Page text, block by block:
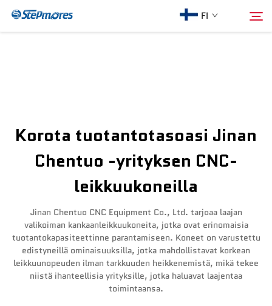
FI
Osta
Video
Korota tuotantotasoasi Jinan
Chentuo -yrityksen CNC-
leikkuukoneilla
Jinan Chentuo CNC Equipment Co., Ltd. tarjoaa laajan
valikoiman kankaanleikkuukoneita, jotka ovat erinomaisia
tuotantokapasiteettinne parantamiseen. Koneet on varustettu
edistyneillä ominaisuuksilla, jotka mahdollistavat korkean
leikkuunopeuden ilman tarkkuuden heikkenemistä, mikä tekee
niistä ihanteellisia yrityksille, jotka haluavat laajentaa
toimintaansa.